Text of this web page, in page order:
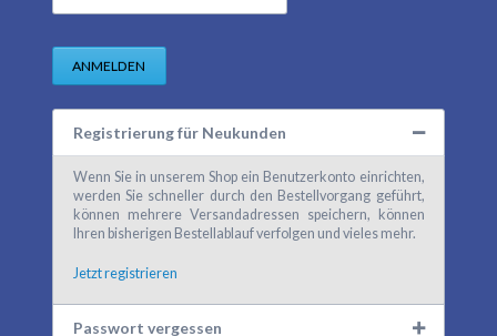
ANMELDEN
Registrierung für Neukunden
Wenn Sie in unserem Shop ein Benutzerkonto einrichten,
werden Sie schneller durch den Bestellvorgang geführt,
können mehrere Versandadressen speichern, können
Ihren bisherigen Bestellablauf verfolgen und vieles mehr.
Jetzt registrieren
Passwort vergessen